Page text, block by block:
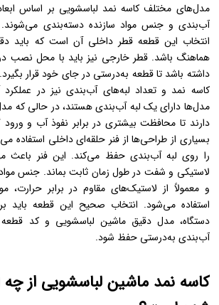
مدل‌های مختلف کاسه نمد لباسشویی بر اساس
آب‌بندی و جنس مواد سازنده دسته‌بندی
انتخاب این قطعه قطر داخلی آن است که باید
هماهنگ باشد. قطر خارجی نیز باید با محل نصب در
داشته باشد تا قطعه به‌درستی در جای خود قرار
کاسه نمد و تعداد لبه‌های آب‌بندی نیز در
مدل‌ها دارای یک لبه آب‌بندی هستند، در حالی که
دارند تا محافظت بیشتری در برابر نفوذ آب و ورود
بسیاری از طراحی‌ها از فنر حلقه‌ای داخلی استفاده
را روی لبه آب‌بندی حفظ می‌کند. این فنر باعث
لاستیکی و شفت در طول زمان ثابت بماند. جنس
و معمولاً از لاستیک‌های مقاوم در برابر حرارت،
استفاده می‌شود. انتخاب صحیح این قطعه
دستگاه، مدل دقیق ماشین لباسشویی و کد قطعه
آب‌بندی به‌درستی حفظ شود.
کاسه نمد ماشین لباسشویی از